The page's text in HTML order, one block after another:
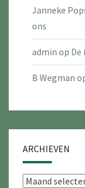
Janneke
ons
admin op De
B Wegman
ARCHIEVEN
Archieven